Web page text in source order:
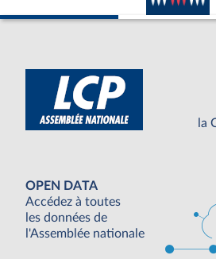
la
OPEN DATA
Accédez à toutes
les données de
l'Assemblée nationale